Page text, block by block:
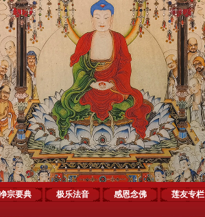
宗要典 极乐法音 感恩念佛 莲友专栏